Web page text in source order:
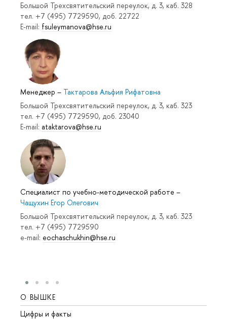
Большой Трехсвятительский переулок, д. 3, каб. 328
тел. +7 (495) 7729590, доб. 22722
E-mail: fsuleymanova@hse.ru
Менеджер – Тактарова Альфия Рифатовна
Большой Трехсвятительский переулок, д. 3, каб. 323
тел. +7 (495) 7729590, доб. 23040
E-mail: ataktarova@hse.ru
Специалист по учебно-методической работе –
Чащухин Егор Олегович
Большой Трехсвятительский переулок, д. 3, каб. 323
тел. +7 (495) 7729590
e-mail: eochaschukhin@hse.ru
О ВЫШКЕ
Цифры и факты